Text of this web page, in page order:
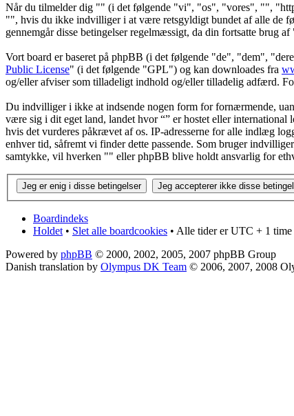
Når du tilmelder dig "" (i det følgende "vi", "os", "vores", "",
"", hvis du ikke indvilliger i at være retsgyldigt bundet af alle de
gennemgår disse betingelser regelmæssigt, da din fortsatte brug
Vort board er baseret på phpBB (i det følgende "de", "dem",
Public License" (i det følgende "GPL") og kan downloades fra
og/eller afviser som tilladeligt indhold og/eller tilladelig adfærd.
Du indvilliger i ikke at indsende nogen form for fornærmende,
være sig i dit eget land, landet hvor “” er hostet eller
hvis det vurderes påkrævet af os. IP-adresserne for alle indlæg
enhver tid, såfremt vi finder dette passende. Som bruger
samtykke, vil hverken "" eller phpBB blive holdt ansvarlig for
Boardindeks
Holdet• Slet alle boardcookies • Alle tider er UTC + 1
Powered by phpBB © 2000, 2002, 2005, 2007 phpBB Group
Danish translation by Olympus DK Team © 2006, 2007, 2008